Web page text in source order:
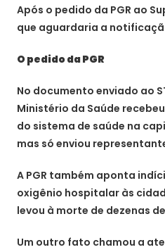
Após o pedido da PGR ao
que aguardaria a
O pedido da PGR
No documento enviado ao
Ministério da Saúde
do sistema de saúde na
mas só enviou
A PGR também aponta
oxigênio hospitalar às
levou à morte de dezenas
Um outro fato chamou a